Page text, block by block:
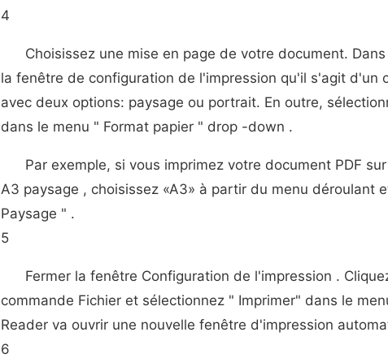
4
Choisissez une mise en page de votre document.
la fenêtre de configuration de l'impression qu'il s'agit d'un
avec deux options: paysage ou portrait. En outre,
dans le menu " Format papier " drop -down .
Par exemple, si vous imprimez votre document PDF
A3 paysage , choisissez «A3» à partir du menu déroulant
Paysage " .
5
Fermer la fenêtre Configuration de l'impression .
commande Fichier et sélectionnez " Imprimer" dans le
Reader va ouvrir une nouvelle fenêtre d'impression
6